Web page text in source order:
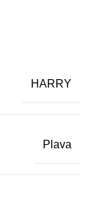
HARRY
Plava